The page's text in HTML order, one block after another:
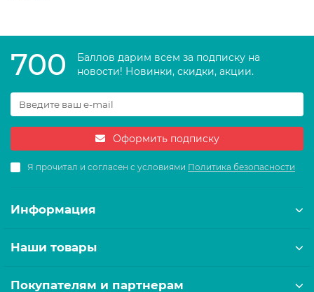
700
Баллов дарим всем за подписку на
новости! Новинки, скидки, акции.
Оформить подписку
Я прочитал и согласен с условиями Политика безопасности
Информация
Наши товары
Покупателям и партнерам